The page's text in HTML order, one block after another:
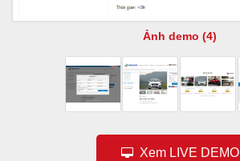
Ảnh demo (4)
Xem LIVE DEMO